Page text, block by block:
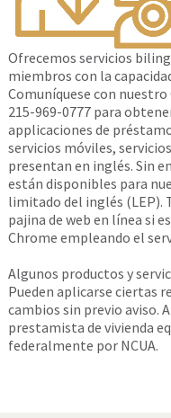
Ofrecemos servicios
miembros con la
Comuníquese con
215-969-0777 para
applicaciones de
servicios móviles,
presentan en inglés. Sin
están disponibles para
limitado del inglés (LEP).
pajina de web en línea si
Chrome empleando el
Algunos productos y
Pueden aplicarse ciertas
cambios sin previo aviso.
prestamista de vivienda
federalmente por NCUA.